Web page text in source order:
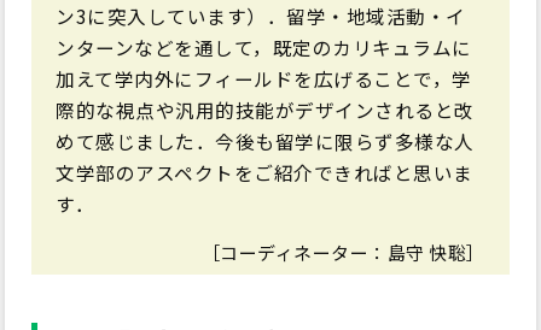
ン3に突入しています）．留学・地域活動・イ
ンターンなどを通して，既定のカリキュラムに
加えて学内外にフィールドを広げることで，学
際的な視点や汎用的技能がデザインされると改
めて感じました．今後も留学に限らず多様な人
文学部のアスペクトをご紹介できればと思いま
す．
［コーディネーター：島守 快聡］